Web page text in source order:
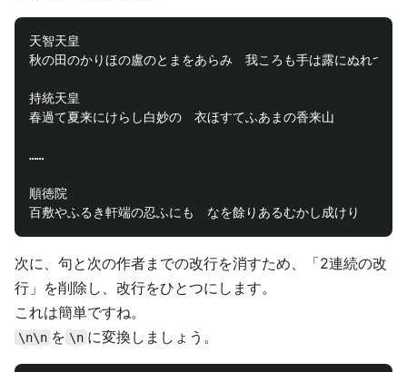
天智天皇
秋の田のかりほの盧のとまをあらみ　我ころも手は露にぬれつゝ
持統天皇
春過て夏来にけらし白妙の　衣ほすてふあまの香来山
……
順徳院
次に、句と次の作者までの改行を消すため、「2連続の改
行」を削除し、改行をひとつにします。
これは簡単ですね。
\n\n を \n に変換しましょう。